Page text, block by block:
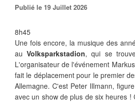
Publié le 19 Juillet 2026
8h45
Une fois encore, la musique des
auVolksparkstadion, qui se
L'organisateur de l'événement
fait le déplacement pour le premier
Allemagne. C'est Peter Illmann,
avec un show de plus de six heures